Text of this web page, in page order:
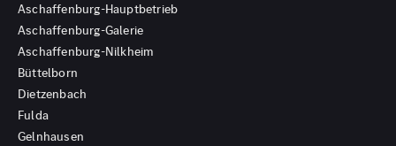
Aschaffenburg-Hauptbetrieb
Aschaffenburg-Galerie
Aschaffenburg-Nilkheim
Büttelborn
Dietzenbach
Fulda
Gelnhausen